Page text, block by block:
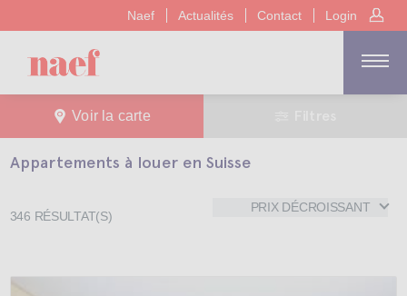
Naef Actualités Contact Login
Voir la carte
Appartements à louer en Suisse
346 RÉSULTAT(S)
PRIX DÉCROISSANT